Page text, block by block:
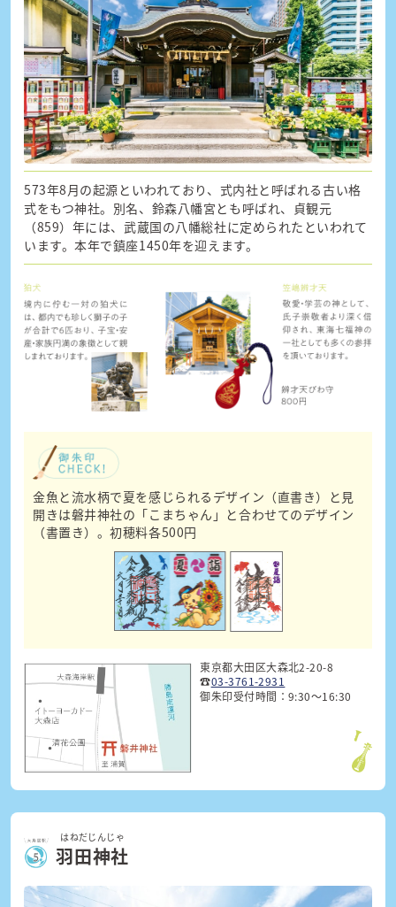
573年8月の起源といわれており、式内社と呼ばれる古い格
式をもつ神社。別名、鈴森八幡宮とも呼ばれ、貞観元
（859）年には、武蔵国の八幡総社に定められたといわれて
います。本年で鎮座1450年を迎えます。
金魚と流水柄で夏を感じられるデザイン（直書き）と見
開きは磐井神社の「こまちゃん」と合わせてのデザイン
（書置き）。初穂料各500円
東京都大田区大森北2-20-8
☎03-3761-2931
御朱印受付時間：9:30～16:30
羽田神社
はねだじんじゃ